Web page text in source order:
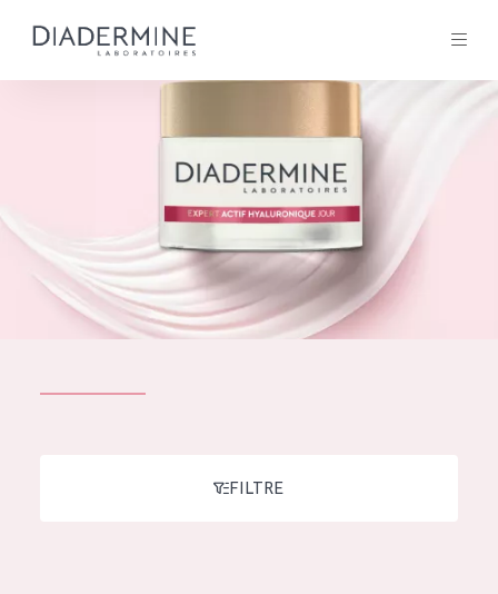
SOLUTIONS POUR LA PEAU
TOUS LES PRODUIT
Tous les Produit
À propos
Conseils Beauté
FILTRE